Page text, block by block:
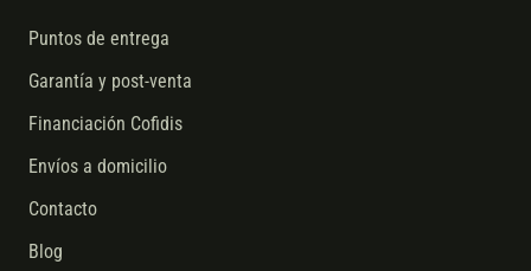
Puntos de entrega
Garantía y post-venta
Financiación Cofidis
Envíos a domicilio
Contacto
Blog